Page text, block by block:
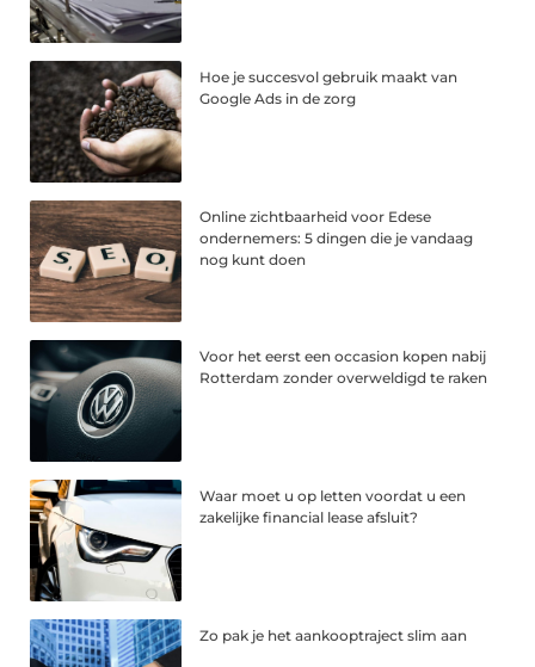
Hoe je succesvol gebruik maakt van
Google Ads in de zorg
Online zichtbaarheid voor Edese
ondernemers: 5 dingen die je vandaag
nog kunt doen
Voor het eerst een occasion kopen nabij
Rotterdam zonder overweldigd te raken
Waar moet u op letten voordat u een
zakelijke financial lease afsluit?
Zo pak je het aankooptraject slim aan